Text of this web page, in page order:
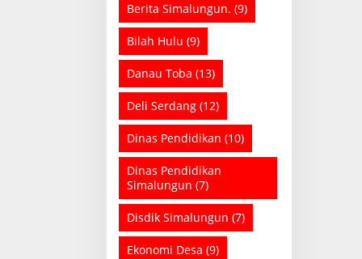
Berita Simalungun. (9)
Bilah Hulu (9)
Danau Toba (13)
Deli Serdang (12)
Dinas Pendidikan (10)
Dinas Pendidikan
Simalungun (7)
Disdik Simalungun (7)
Ekonomi Desa (9)